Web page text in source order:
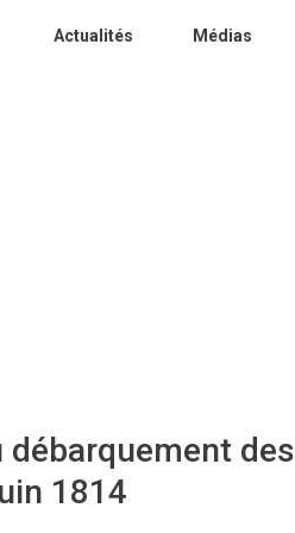
Actualités Médias
des
1814